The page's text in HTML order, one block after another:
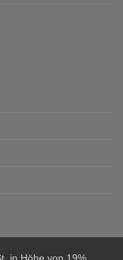
in Höhe von 19%.